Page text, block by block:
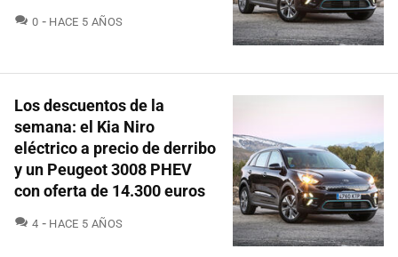
0 COMENTARIOS
HACE 5 AÑOS
Los descuentos de la
semana: el Kia Niro
eléctrico a precio de derribo
y un Peugeot 3008 PHEV
con oferta de 14.300 euros
4 COMENTARIOS
HACE 5 AÑOS